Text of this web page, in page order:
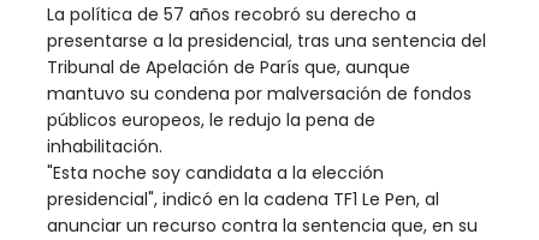
La política de 57 años recobró su derecho a
presentarse a la presidencial, tras una sentencia del
Tribunal de Apelación de París que, aunque
mantuvo su condena por malversación de fondos
públicos europeos, le redujo la pena de
inhabilitación.
"Esta noche soy candidata a la elección
presidencial", indicó en la cadena TF1 Le Pen, al
anunciar un recurso contra la sentencia que, en su